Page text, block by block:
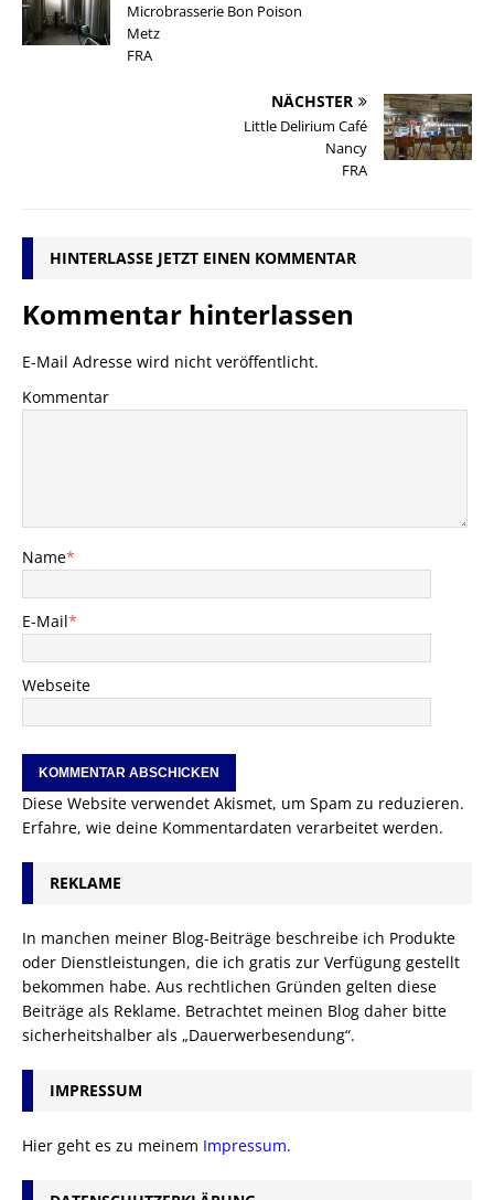
Microbrasserie Bon Poison
Metz
FRA
NÄCHSTER
Little Delirium Café
Nancy
FRA
HINTERLASSE JETZT EINEN KOMMENTAR
Kommentar hinterlassen
E-Mail Adresse wird nicht veröffentlicht.
Kommentar
Name*
E-Mail*
Webseite
Diese Website verwendet Akismet, um Spam zu reduzieren.
Erfahre, wie deine Kommentardaten verarbeitet werden.
REKLAME
In manchen meiner Blog-Beiträge beschreibe ich Produkte
oder Dienstleistungen, die ich gratis zur Verfügung gestellt
bekommen habe. Aus rechtlichen Gründen gelten diese
Beiträge als Reklame. Betrachtet meinen Blog daher bitte
sicherheitshalber als „Dauerwerbesendung“.
IMPRESSUM
Hier geht es zu meinem Impressum.